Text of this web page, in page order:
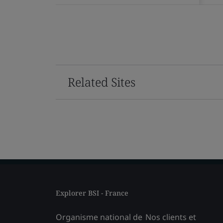
Related Sites
Explorer BSI - France
Organisme national de Nos clients et